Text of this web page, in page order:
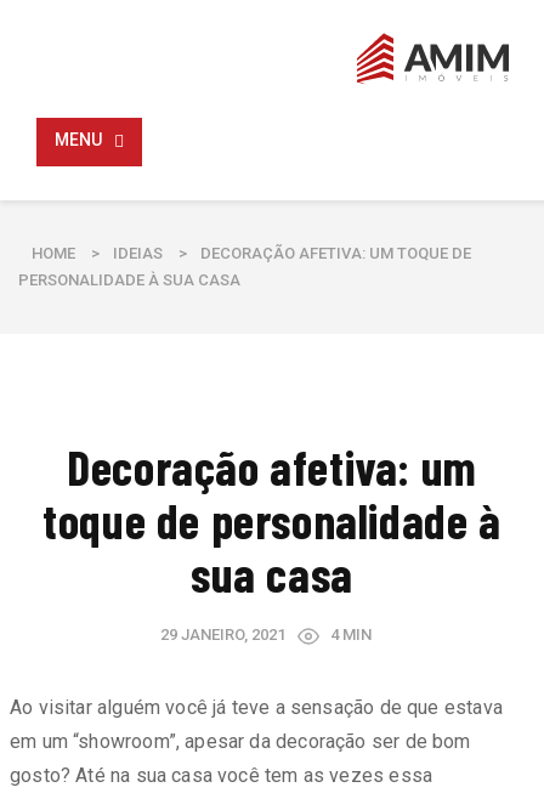
MENU
HOME > IDEIAS >
DECORAÇÃO AFETIVA: UM TOQUE DE
PERSONALIDADE À SUA CASA
Decoração afetiva: um
toque de personalidade à
sua casa
29 JANEIRO, 2021 4 MIN
Ao visitar alguém você já teve a sensação de que estava
em um “showroom”, apesar da decoração ser de bom
gosto? Até na sua casa você tem as vezes essa